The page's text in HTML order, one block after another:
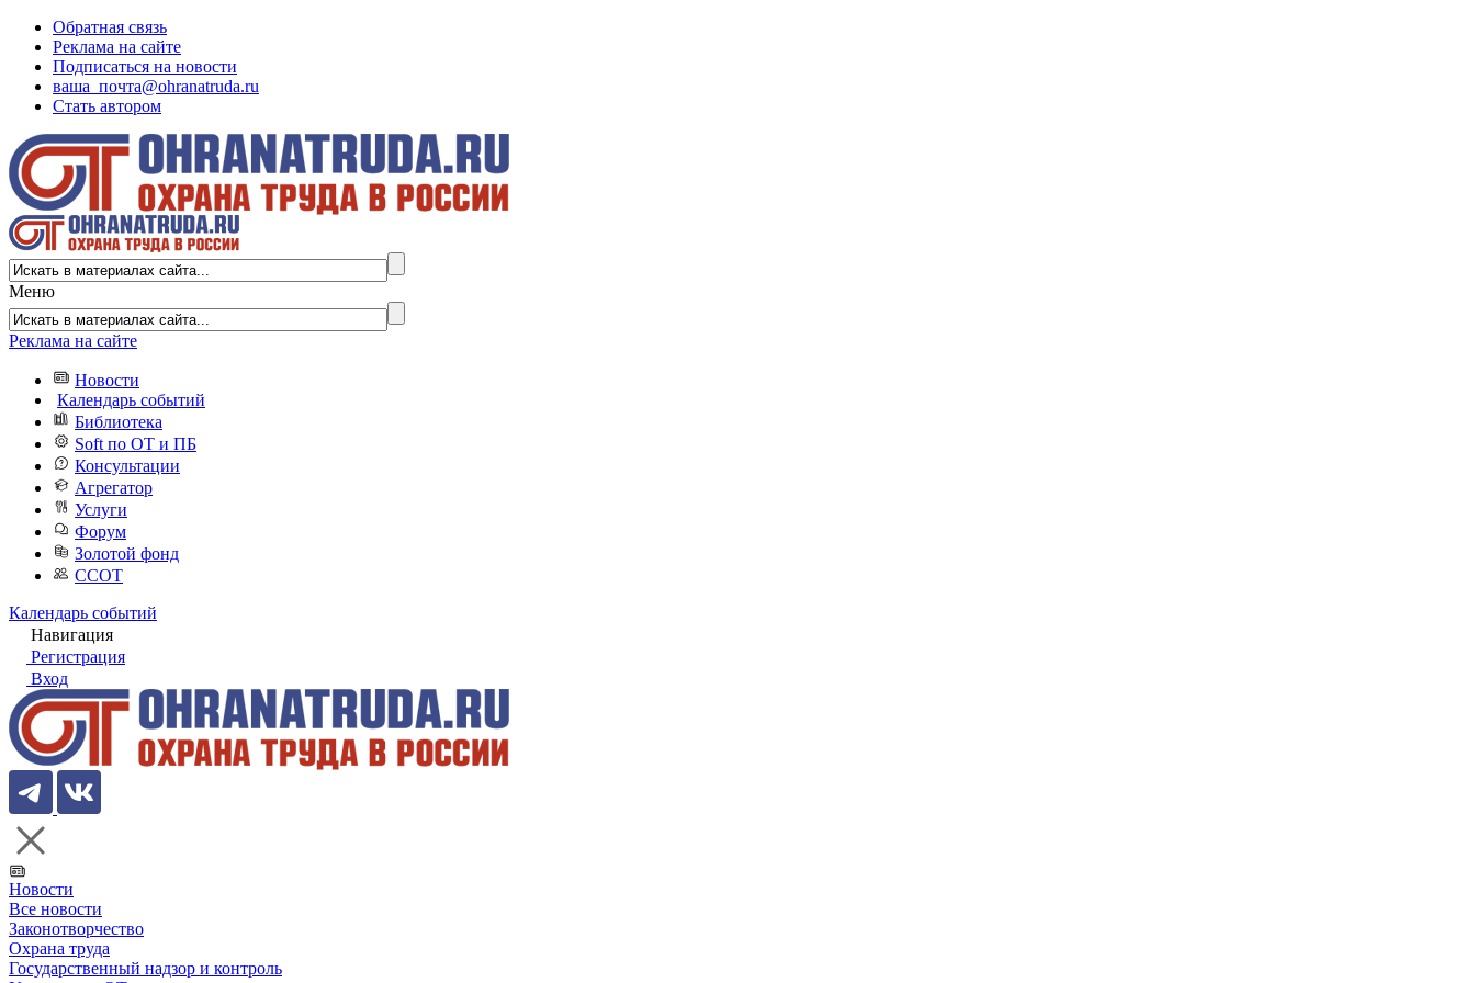
Обратная связь
Реклама на сайте
Подписаться на новости
ваша_почта@ohranatruda.ru
Стать автором
Меню
Реклама на сайте
Новости
Календарь событий
Библиотека
Soft по ОТ и ПБ
Консультации
Агрегатор
Услуги
Форум
Золотой фонд
ССОТ
Календарь событий
Навигация
Регистрация
Вход
Новости
Все новости
Законотворчество
Охрана труда
Государственный надзор и контроль